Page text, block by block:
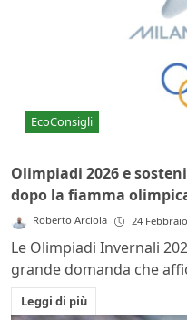
EcoConsigli
Olimpiadi 2026 e
dopo la fiamma
Roberto Arciola 24
Le Olimpiadi Invernali
grande domanda che
Leggi di più